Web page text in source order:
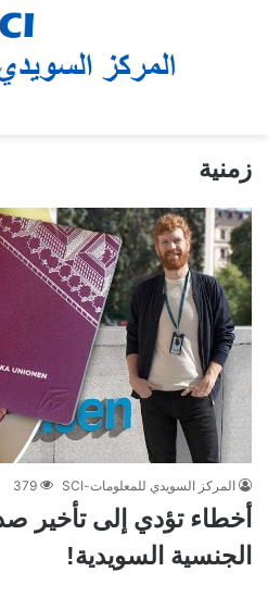
زمنية
المركز السويدي للمعلومات-SCI 379
أخطاء تؤدي إلى تأخير
الجنسية السويدية!